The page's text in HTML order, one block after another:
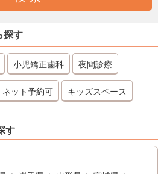
す
探す
小児矯正歯科 夜間診療
ネット予約可 キッズスペース